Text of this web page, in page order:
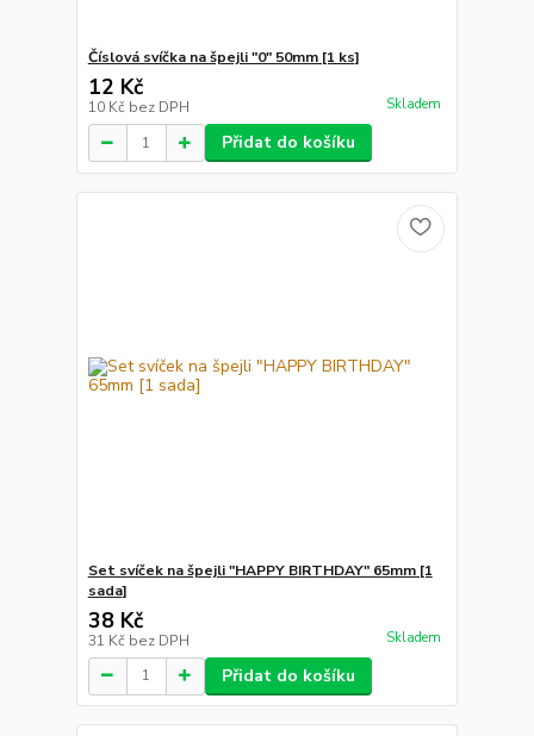
Číslová svíčka na špejli "0" 50mm [1 ks]
12 Kč
10 Kč bez DPH Skladem
Přidat do košíku
Set svíček na špejli "HAPPY BIRTHDAY" 65mm [1
sada]
38 Kč
31 Kč bez DPH Skladem
Přidat do košíku